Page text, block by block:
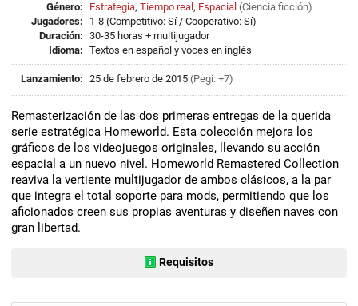
Género: Estrategia, Tiempo real , Espacial (Ciencia ficción)
Jugadores:
1-8 (Competitivo: Sí / Cooperativo: Sí)
Duración: 30-35 horas + multijugador
Idioma: Textos en español y voces en inglés
Lanzamiento: 25 de febrero de 2015 (Pegi: +7)
Remasterización de las dos primeras entregas de la querida
serie estratégica Homeworld. Esta colección mejora los
gráficos de los videojuegos originales, llevando su acción
espacial a un nuevo nivel. Homeworld Remastered Collection
reaviva la vertiente multijugador de ambos clásicos, a la par
que integra el total soporte para mods, permitiendo que los
aficionados creen sus propias aventuras y diseñen naves con
gran libertad.
Requisitos